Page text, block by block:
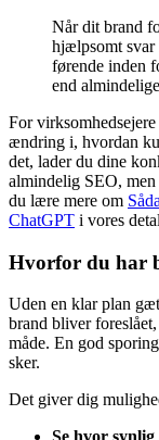
Når dit brand
hjælpsomt svar
førende inden
end
For
ændring i, hvordan
det, lader du dine
almindelig SEO,
du lære mere om
ChatGPT i vores
Hvorfor du har
Uden en klar plan
brand bliver
måde. En god
sker.
Det giver dig